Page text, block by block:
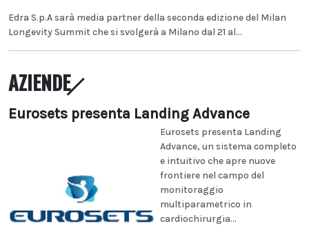
Edra S.p.A sarà media partner della seconda edizione del Milan
Longevity Summit che si svolgerà a Milano dal 21 al...
AZIENDE
Eurosets presenta Landing Advance
Eurosets presenta Landing
Advance, un sistema completo
e intuitivo che apre nuove
frontiere nel campo del
monitoraggio
multiparametrico in
cardiochirurgia...